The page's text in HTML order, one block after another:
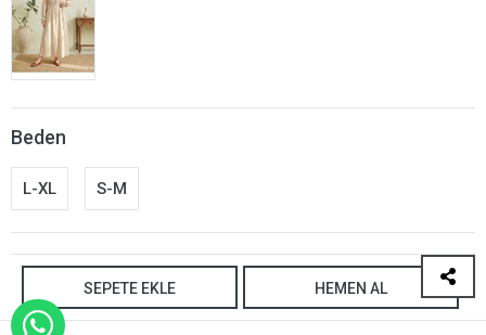
Beden
L-XL S-M
SEPETE EKLE HEMEN AL
WHATSAPP İLE SİPARİŞ VER